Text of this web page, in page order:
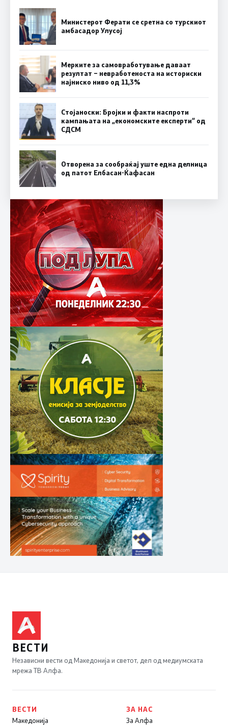
Министерот Ферати се сретна со турскиот
амбасадор Улусој
Мерките за самовработување даваат
резултат – невработеноста на историски
најниско ниво од 11,3%
Стојаноски: Бројки и факти наспроти
кампањата на „економските експерти“ од
СДСM
Отворена за сообраќај уште една делница
од патот Елбасан-Ќафасан
ВЕСТИ
Независни вести од Македонија и светот, дел од медиумската
мрежа ТВ Алфа.
ВЕСТИ
Македонија
ЗА НАС
За Алфа